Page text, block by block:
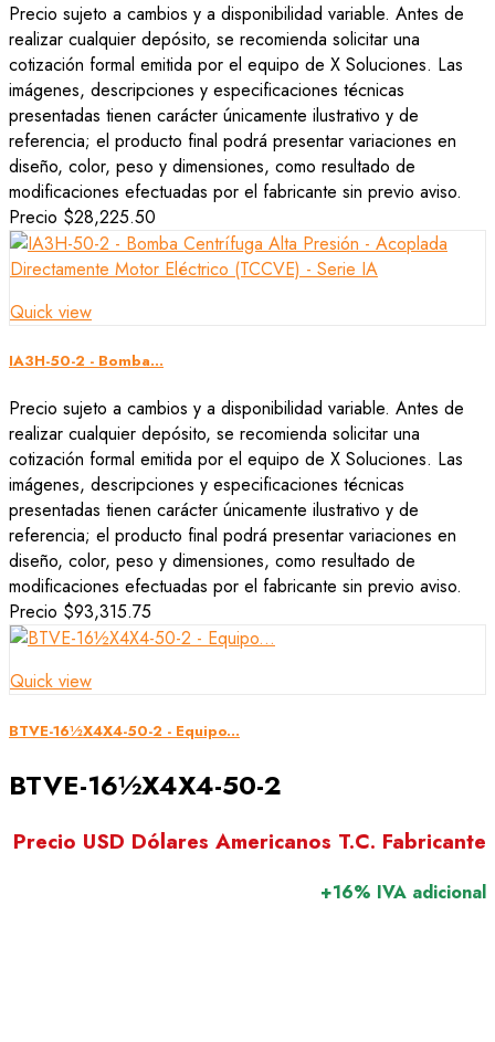
Precio sujeto a cambios y a disponibilidad variable. Antes de
realizar cualquier depósito, se recomienda solicitar una
cotización formal emitida por el equipo de X Soluciones. Las
imágenes, descripciones y especificaciones técnicas
presentadas tienen carácter únicamente ilustrativo y de
referencia; el producto final podrá presentar variaciones en
diseño, color, peso y dimensiones, como resultado de
modificaciones efectuadas por el fabricante sin previo aviso.
Precio $28,225.50
Quick view
IA3H-50-2 - Bomba...
Precio sujeto a cambios y a disponibilidad variable. Antes de
realizar cualquier depósito, se recomienda solicitar una
cotización formal emitida por el equipo de X Soluciones. Las
imágenes, descripciones y especificaciones técnicas
presentadas tienen carácter únicamente ilustrativo y de
referencia; el producto final podrá presentar variaciones en
diseño, color, peso y dimensiones, como resultado de
modificaciones efectuadas por el fabricante sin previo aviso.
Precio $93,315.75
Quick view
BTVE-16½X4X4-50-2 - Equipo...
BTVE-16½X4X4-50-2
Precio USD Dólares Americanos T.C. Fabricante
+16% IVA adicional